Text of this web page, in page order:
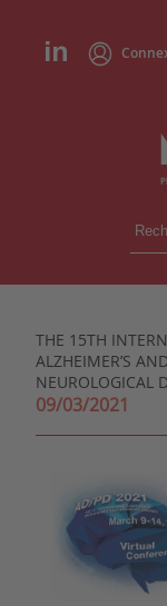
THE 15TH​
ALZHEIMER’S
NEUROLOGICAL
09/03/2021